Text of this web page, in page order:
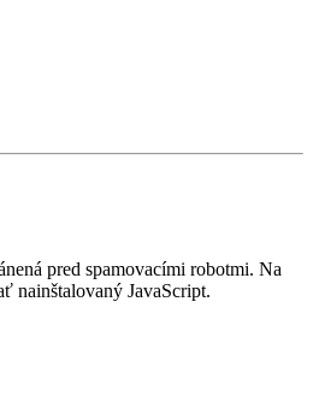
pred spamovacími robotmi. Na
nainštalovaný JavaScript.